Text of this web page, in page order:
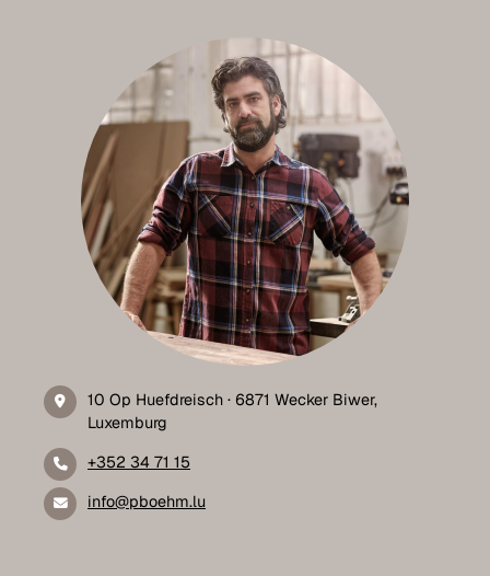
10 Op Huefdreisch · 6871 Wecker Biwer,
Luxemburg
+352 34 71 15
info@pboehm.lu